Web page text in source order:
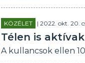
KÖZÉLET | 2022. okt. 20.
Télen is
A kullancsok ellen